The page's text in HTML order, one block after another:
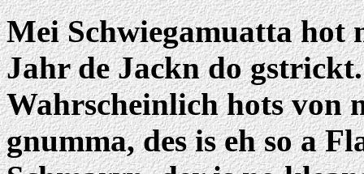
Mei Schwiegamuatta hot
Jahr de Jackn do
Wahrscheinlich hots von
gnumma, des is eh so a